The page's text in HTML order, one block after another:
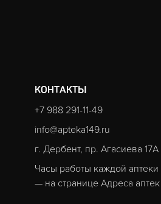
КОНТАКТЫ
+7 988 291-11-49
info@apteka149.ru
г. Дербент, пр. Агасиева 17А
Часы работы каждой аптеки
— на странице Адреса аптек